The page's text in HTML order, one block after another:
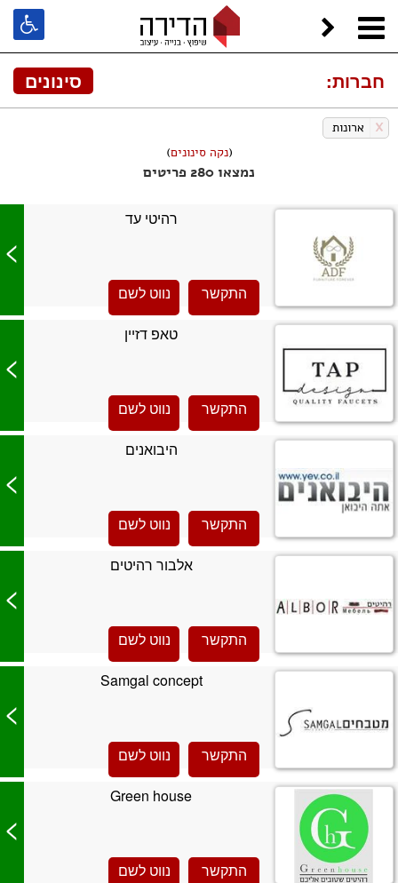
חברות: סינונים
X
ארונות
(נקה סינונים)
נמצאו 280 פריטים
רהיטי עד
התקשר נווט לשם
>
טאפ דזיין
התקשר נווט לשם
>
היבואנים
התקשר נווט לשם
>
אלבור רהיטים
התקשר נווט לשם
>
Samgal concept
התקשר נווט לשם
>
Green house
התקשר נווט לשם
>